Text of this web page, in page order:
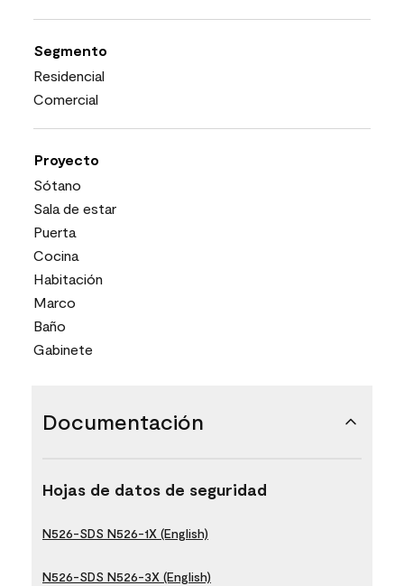
Segmento
Residencial
Comercial
Proyecto
Sótano
Sala de estar
Puerta
Cocina
Habitación
Marco
Baño
Gabinete
Documentación
Hojas de datos de seguridad
N526-SDS N526-1X (English)
N526-SDS N526-3X (English)